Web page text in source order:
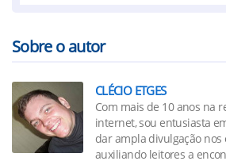
Sobre o autor
CLÉCIO ETGES
Com mais de 10 anos na
internet, sou entusiasta
dar ampla divulgação nos
auxiliando leitores a